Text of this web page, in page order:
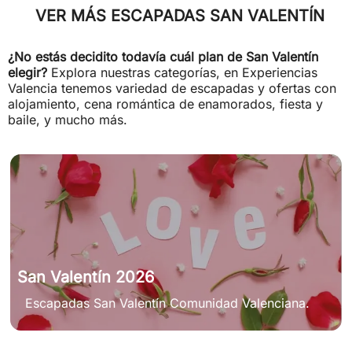
VER MÁS ESCAPADAS SAN VALENTÍN
¿No estás decidito todavía cuál plan de San Valentín
elegir?Explora nuestras categorías, en Experiencias
Valencia tenemos variedad de escapadas y ofertas con
alojamiento, cena romántica de enamorados, fiesta y
baile, y mucho más.
San Valentín 2026
Escapadas San Valentín Comunidad Valenciana.